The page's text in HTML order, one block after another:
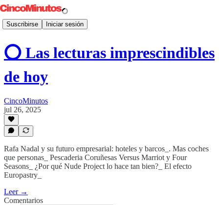
Suscribirse Iniciar sesión
⭕️ Las lecturas imprescindibles
de hoy
CincoMinutos
jul 26, 2025
Rafa Nadal y su futuro empresarial: hoteles y barcos_. Mas coches
que personas_ Pescaderia Coruñesas Versus Marriot y Four
Seasons_ ¿Por qué Nude Project lo hace tan bien?_ El efecto
Europastry_
Leer →
Comentarios